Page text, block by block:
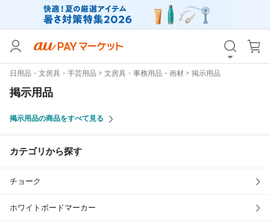
日用品・文房具・手芸用品 文房具・事務用品・画材 掲示用品
掲示用品
掲示用品の商品をすべて見る
カテゴリから探す
チョーク
ホワイトボードマーカー
カテゴリ すべて
価格 すべて
Pontaパス特典対象すべて
サンキュー配送対象